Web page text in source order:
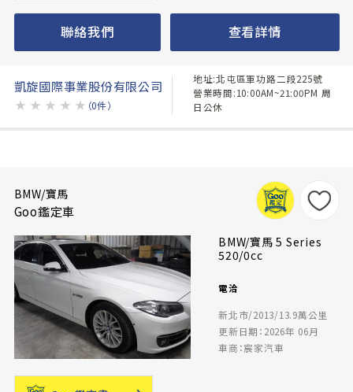
聯絡我們 查看詳情
凱旋國際事業股份有限公司
★ ★ ★ ★ ★ （0件）
地址:北屯區軍功路二段225號
營業時間:10:00AM~21:00PM 周
日公休
BMW/寶馬
Goo鑑定車
BMW/寶馬 5 Series
520/0cc
電洽
新北市/2013/13.9萬公里
更新日期：2026年 06月
車商：宸家汽車